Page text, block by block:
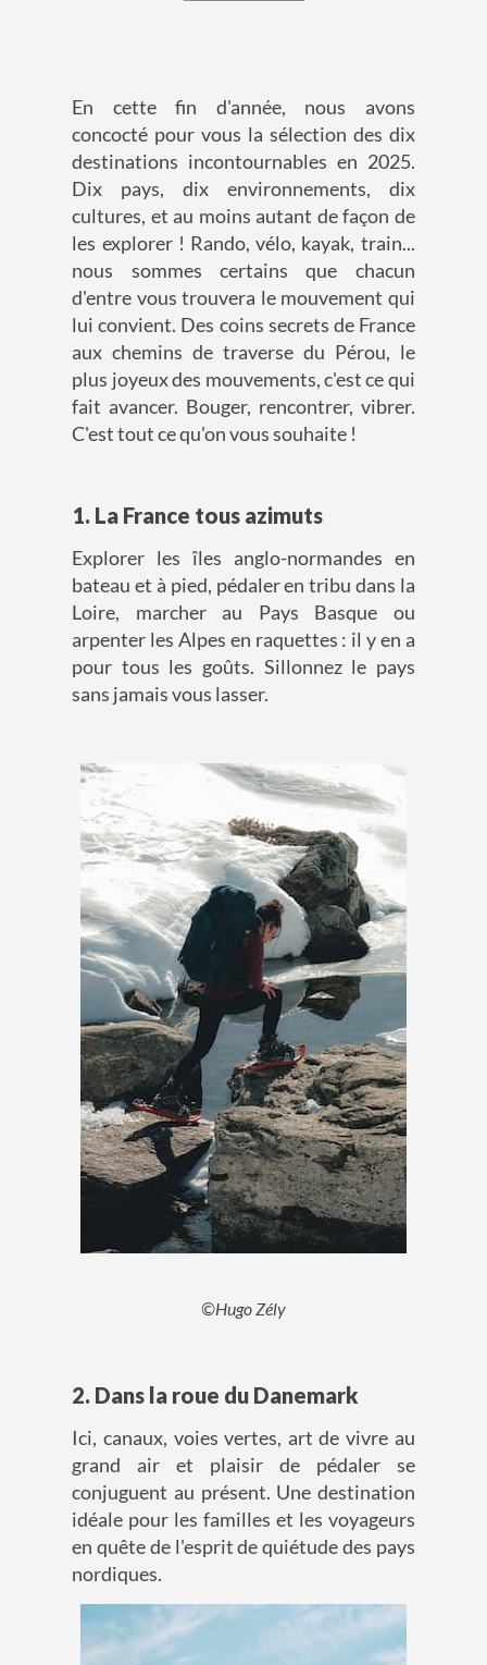
En cette fin d'année, nous avons
concocté pour vous la sélection des dix
destinations incontournables en 2025.
Dix pays, dix environnements, dix
cultures, et au moins autant de façon de
les explorer ! Rando, vélo, kayak, train...
nous sommes certains que chacun
d'entre vous trouvera le mouvement qui
lui convient. Des coins secrets de France
aux chemins de traverse du Pérou, le
plus joyeux des mouvements, c'est ce qui
fait avancer. Bouger, rencontrer, vibrer.
C'est tout ce qu'on vous souhaite !
1. La France tous azimuts
Explorer les îles anglo-normandes en
bateau et à pied, pédaler en tribu dans la
Loire, marcher au Pays Basque ou
arpenter les Alpes en raquettes : il y en a
pour tous les goûts. Sillonnez le pays
sans jamais vous lasser.
©Hugo Zély
2. Dans la roue du Danemark
Ici, canaux, voies vertes, art de vivre au
grand air et plaisir de pédaler se
conjuguent au présent. Une destination
idéale pour les familles et les voyageurs
en quête de l'esprit de quiétude des pays
nordiques.